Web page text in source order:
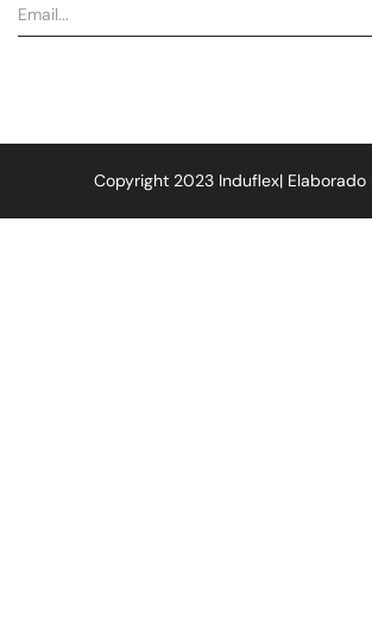
Copyright 2023 Induflex| Elaborado